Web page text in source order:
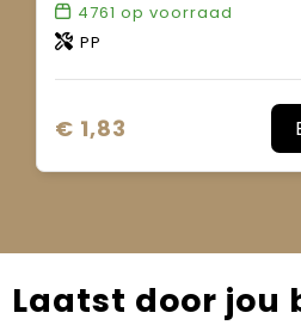
4761 op voorraad
PP
€ 1,83
Laatst door jou